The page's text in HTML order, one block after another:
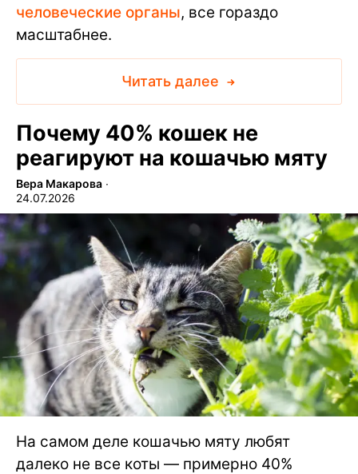
человеческие органы, все гораздо
масштабнее.
Читать далее
Почему 40% кошек не
реагируют на кошачью мяту
Вера Макарова ∙
24.07.2026
На самом деле кошачью мяту любят
далеко не все коты — примерно 40%